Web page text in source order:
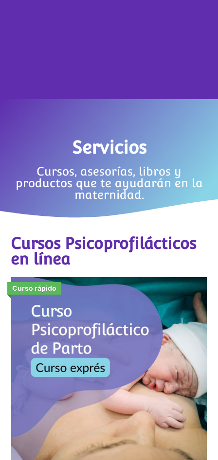
Servicios
Cursos, asesorías, libros y
productos que te ayudarán en la
maternidad.
Cursos Psicoprofilácticos
en línea
Curso rápido